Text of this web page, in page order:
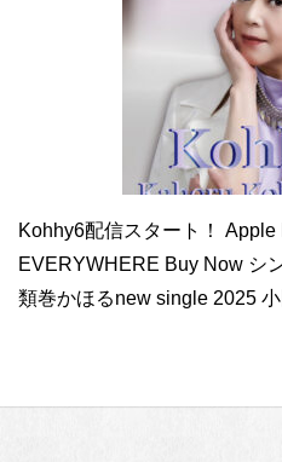
Kohhy6配信スタート！
EVERYWHERE Buy Now シ
類巻かほるnew single 2025